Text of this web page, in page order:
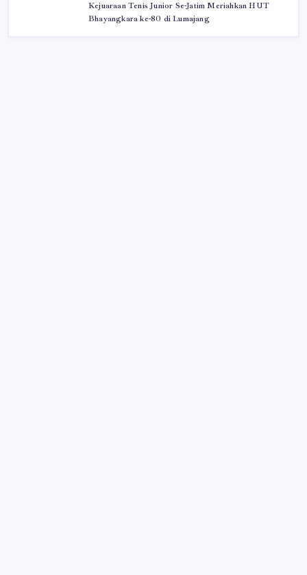
Kejuaraan Tenis Junior Se-Jatim Meriahkan HUT
Bhayangkara ke-80 di Lumajang